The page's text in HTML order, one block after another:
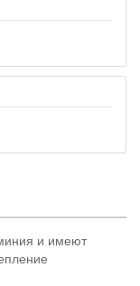
и имеют